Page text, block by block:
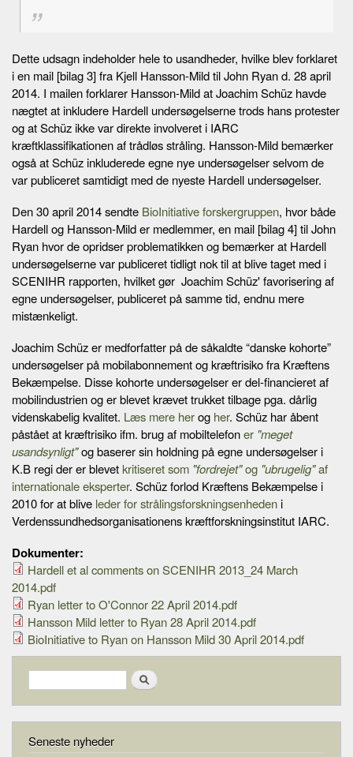
Dette udsagn indeholder hele to usandheder, hvilke blev forklaret
i en mail [bilag 3] fra Kjell Hansson-Mild til John Ryan d. 28 april
2014. I mailen forklarer Hansson-Mild at Joachim Schüz havde
nægtet at inkludere Hardell undersøgelserne trods hans protester
og at Schüz ikke var direkte involveret i IARC
kræftklassifikationen af trådløs stråling. Hansson-Mild bemærker
også at Schüz inkluderede egne nye undersøgelser selvom de
var publiceret samtidigt med de nyeste Hardell undersøgelser.
Den 30 april 2014 sendte BioInitiative forskergruppen, hvor både
Hardell og Hansson-Mild er medlemmer, en mail [bilag 4] til John
Ryan hvor de opridser problematikken og bemærker at Hardell
undersøgelserne var publiceret tidligt nok til at blive taget med i
SCENIHR rapporten, hvilket gør Joachim Schüz' favorisering af
egne undersøgelser, publiceret på samme tid, endnu mere
mistænkeligt.
Joachim Schüz er medforfatter på de såkaldte “danske kohorte”
undersøgelser på mobilabonnement og kræftrisiko fra Kræftens
Bekæmpelse. Disse kohorte undersøgelser er del-financieret af
mobilindustrien og er blevet krævet trukket tilbage pga. dårlig
videnskabelig kvalitet. Læs mere herog her. Schüz har åbent
påstået at kræftrisiko ifm. brug af mobiltelefoner "meget
usandsynligt"og baserer sin holdning på egne undersøgelser i
K.B regi der er blevetkritiseret som "fordrejet"og "ubrugelig"af
internationale eksperter. Schüz forlod Kræftens Bekæmpelse i
2010 for at blive leder for strålingsforskningsenhedeni
Verdenssundhedsorganisationens kræftforskningsinstitut IARC.
Dokumenter:
Hardell et al comments on SCENIHR 2013_24 March
2014.pdf
Ryan letter to O'Connor 22 April 2014.pdf
Hansson Mild letter to Ryan 28 April 2014.pdf
BioInitiative to Ryan on Hansson Mild 30 April 2014.pdf
Search form
Search
Seneste nyheder